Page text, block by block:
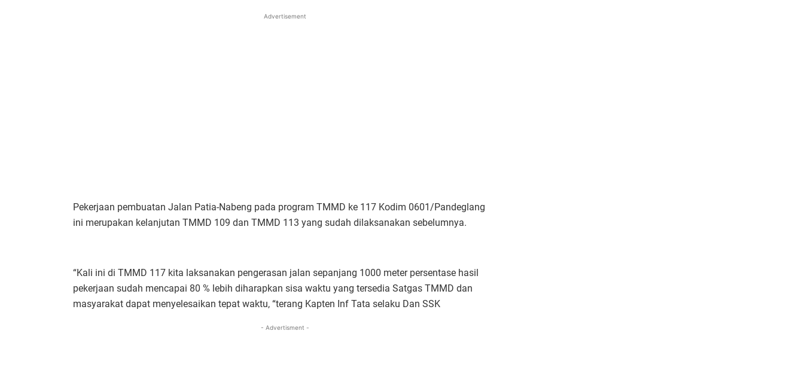
Advertisement
Pekerjaan pembuatan Jalan Patia-Nabeng pada program TMMD ke 117 Kodim 0601/Pandeglang
ini merupakan kelanjutan TMMD 109 dan TMMD 113 yang sudah dilaksanakan sebelumnya.
“Kali ini di TMMD 117 kita laksanakan pengerasan jalan sepanjang 1000 meter persentase hasil
pekerjaan sudah mencapai 80 % lebih diharapkan sisa waktu yang tersedia Satgas TMMD dan
masyarakat dapat menyelesaikan tepat waktu, “terang Kapten Inf Tata selaku Dan SSK
- Advertisment -